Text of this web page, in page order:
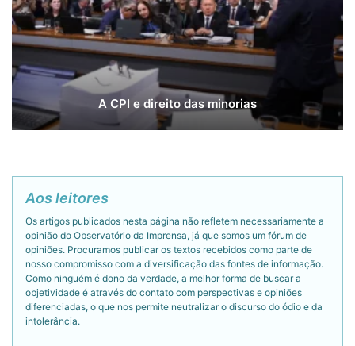
A CPI e direito das minorias
Aos leitores
Os artigos publicados nesta página não refletem necessariamente a
opinião do Observatório da Imprensa, já que somos um fórum de
opiniões. Procuramos publicar os textos recebidos como parte de
nosso compromisso com a diversificação das fontes de informação.
Como ninguém é dono da verdade, a melhor forma de buscar a
objetividade é através do contato com perspectivas e opiniões
diferenciadas, o que nos permite neutralizar o discurso do ódio e da
intolerância.